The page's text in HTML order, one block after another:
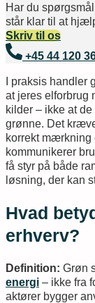
Har du
står klar til at
Skriv til os
+45 44 120
I praksis handler
at jeres elforbrug
kilder – ikke at
grønne. Det
korrekt mærkning
kommunikerer
få styr på både
løsning, der kan
Hvad
erhverv?
Definition: Grøn
energi – ikke fra
aktører bygger